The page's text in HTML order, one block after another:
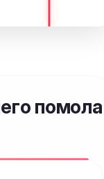
помола